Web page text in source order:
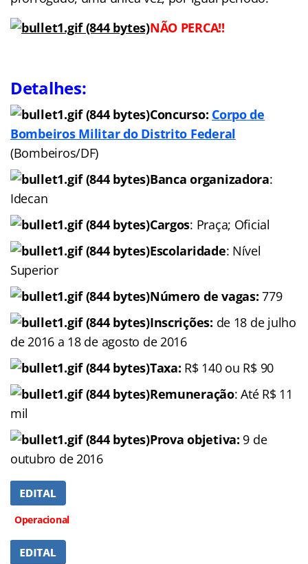
NÃO PERCA!!
Detalhes:
Concurso: Corpo de
Bombeiros Militar do Distrito Federal
(Bombeiros/DF)
Banca organizadora:
Idecan
Cargos: Praça; Oficial
Escolaridade: Nível
Superior
Número de vagas: 779
Inscrições: de 18 de julho
de 2016 a 18 de agosto de 2016
Taxa: R$ 140 ou R$ 90
Remuneração: Até R$ 11
mil
Prova objetiva: 9 de
outubro de 2016
Operacional